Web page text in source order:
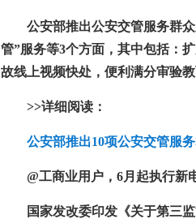
公安部推出公安交管服务群
管”服务等3个方面，其中包括：
故线上视频快处，便利满分审验
>>详细阅读：
公安部推出10项公安交管服
@工商业用户，6月起执行新
国家发改委印发《关于第三